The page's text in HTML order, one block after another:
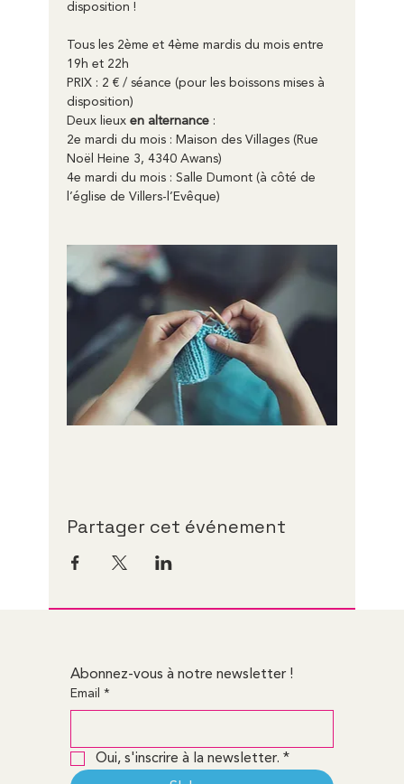
disposition !
Tous les 2ème et 4ème mardis du mois entre
19h et 22h
PRIX : 2 € / séance (pour les boissons mises à
disposition)
Deux lieux en alternance :
2e mardi du mois : Maison des Villages (Rue
Noël Heine 3, 4340 Awans)
4e mardi du mois : Salle Dumont (à côté de
l’église de Villers-l’Evêque)
Partager cet événement
Abonnez-vous à notre newsletter !
Email *
Oui, s'inscrire à la newsletter. *